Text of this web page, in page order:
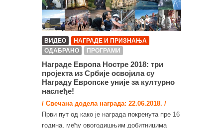
ВИДЕО
НАГРАДЕ И ПРИЗНАЊА
ОДАБРАНО
ПРОГРАМИ
Награде Европа Ностре 2018: три
пројекта из Србије освојила су
Награду Европске уније за културно
наслеђе!
/ Свечана додела награда: 22.06.2018. /
Први пут од како је награда покренута пре 16
година, међу овогодишњим добитницима